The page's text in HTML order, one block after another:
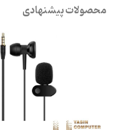
محصولات پیشنهادی